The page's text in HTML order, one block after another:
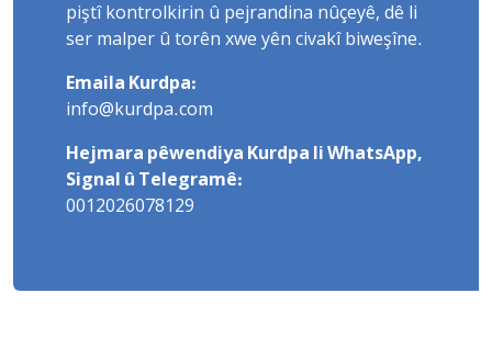
piştî kontrolkirin û pejrandina nûçeyê, dê li
ser malper û torên xwe yên civakî biweşîne.
Emaila Kurdpa:
info@kurdpa.com
Hejmara pêwendiya Kurdpa li WhatsApp,
Signal û Telegramê:
0012026078129